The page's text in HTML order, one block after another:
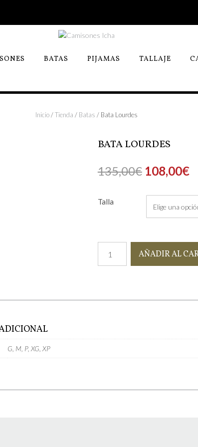
BATAS PIJAMAS TALLAJE
Inicio/Tienda / Batas / Bata Lourdes
BATA LOURDES
135,00€ 108,00€
Talla
Lourdes
cantidad
AÑADIR AL
G, M, P, XG, XP